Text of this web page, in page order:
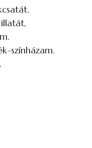
színházam.